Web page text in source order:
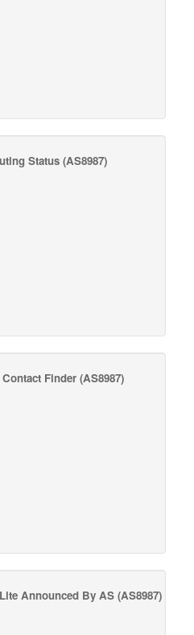
Status(AS8987)
Finder (AS8987)
Announced By AS(AS8987)